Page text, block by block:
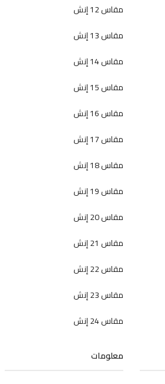
مقاس 12 إنش
مقاس 13 إنش
مقاس 14 إنش
مقاس 15 إنش
مقاس 16 إنش
مقاس 17 إنش
مقاس 18 إنش
مقاس 19 إنش
مقاس 20 إنش
مقاس 21 إنش
مقاس 22 إنش
مقاس 23 إنش
مقاس 24 إنش
معلومات